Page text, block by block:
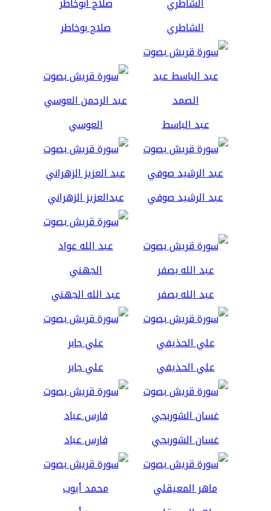
الشاطري صلاح بوخاطر
عبد الباسط العوسي
عبد الرشيد صوفي عبدالعزيز الزهراني
عبد الله بصفر عبد الله الجهني
علي الحذيفي علي جابر
غسان الشوربجي فارس عباد